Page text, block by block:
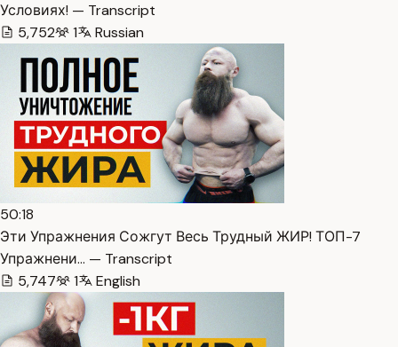
Условиях! — Transcript
5,752
1 Russian
50:18
Эти Упражнения Сожгут Весь Трудный ЖИР! ТОП-7
Упражнени… — Transcript
5,747
1 English